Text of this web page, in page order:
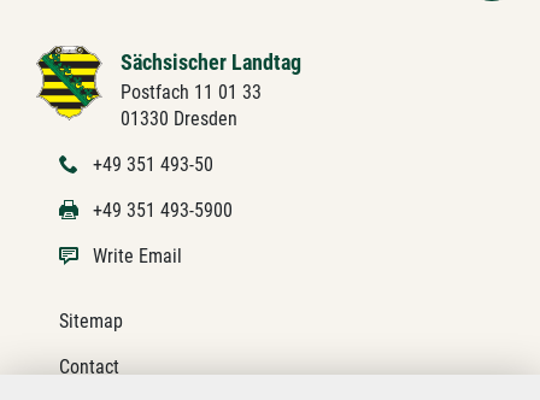
Sächsischer Landtag
Postfach 11 01 33
01330 Dresden
+49 351 493-50
+49 351 493-5900
Write Email
Sitemap
Contact